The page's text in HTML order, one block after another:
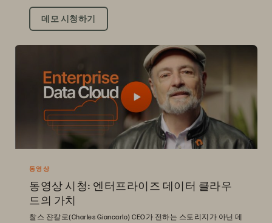
데모 시청하기
동영상
동영상 시청: 엔터프라이즈 데이터 클라우
드의 가치
찰스 쟌칼로(Charles Giancarlo) CEO가 전하는 스토리지가 아닌 데